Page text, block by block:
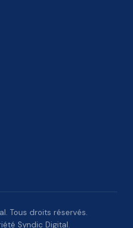
Tous droits réservés.
Syndic Digital.